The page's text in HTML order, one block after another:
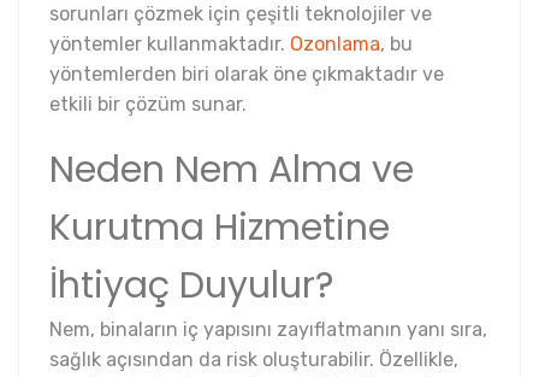
sorunları çözmek için çeşitli teknolojiler ve
yöntemler kullanmaktadır. Ozonlama, bu
yöntemlerden biri olarak öne çıkmaktadır ve
etkili bir çözüm sunar.
Neden Nem Alma ve
Kurutma Hizmetine
İhtiyaç Duyulur?
Nem, binaların iç yapısını zayıflatmanın yanı sıra,
sağlık açısından da risk oluşturabilir. Özellikle,